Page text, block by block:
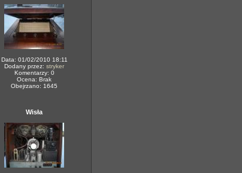
Data: 01/02/2010 18:11
Dodany przez: stryker
Komentarzy: 0
Ocena: Brak
Obejrzano: 1645
Wisła